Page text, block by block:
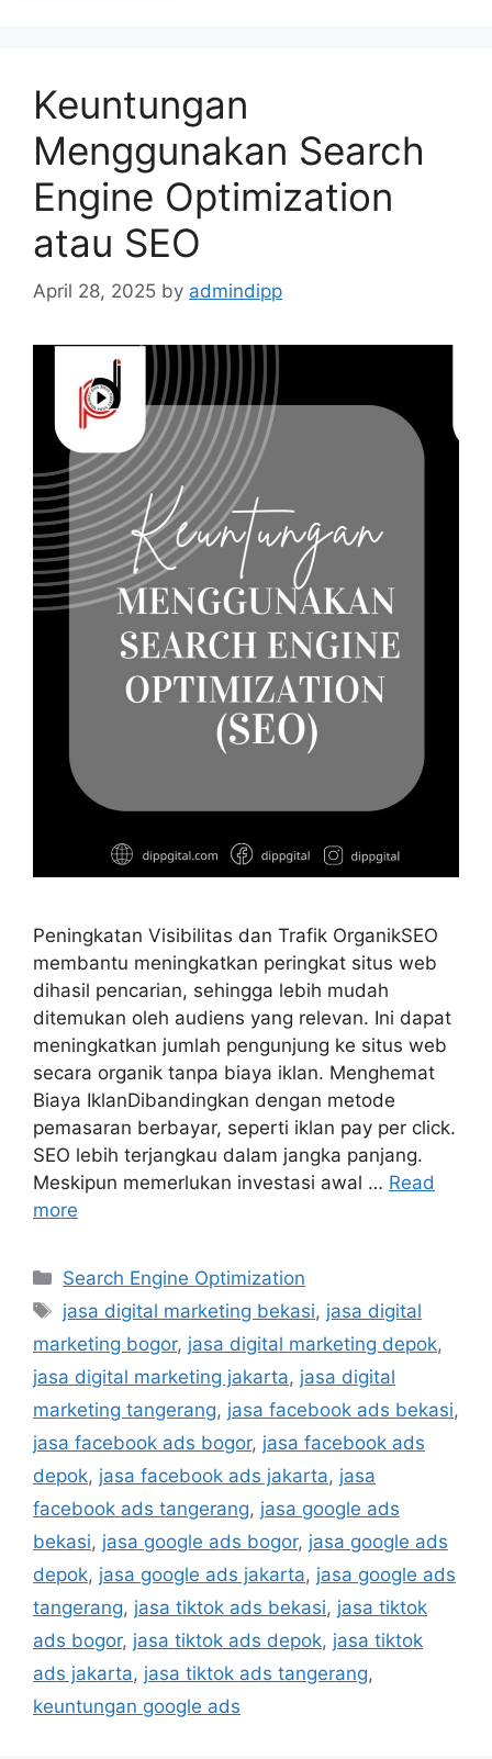
Keuntungan
Menggunakan Search
Engine Optimization
atau SEO
April 28, 2025 by admindipp
Peningkatan Visibilitas dan Trafik OrganikSEO
membantu meningkatkan peringkat situs web
dihasil pencarian, sehingga lebih mudah
ditemukan oleh audiens yang relevan. Ini dapat
meningkatkan jumlah pengunjung ke situs web
secara organik tanpa biaya iklan. Menghemat
Biaya IklanDibandingkan dengan metode
pemasaran berbayar, seperti iklan pay per click.
SEO lebih terjangkau dalam jangka panjang.
Meskipun memerlukan investasi awal … Read
more
Search Engine Optimization
jasa digital marketing bekasi, jasa digital
marketing bogor, jasa digital marketing depok,
jasa digital marketing jakarta, jasa digital
marketing tangerang, jasa facebook ads bekasi,
jasa facebook ads bogor, jasa facebook ads
depok, jasa facebook ads jakarta, jasa
facebook ads tangerang, jasa google ads
bekasi, jasa google ads bogor, jasa google ads
depok, jasa google ads jakarta, jasa google ads
tangerang, jasa tiktok ads bekasi, jasa tiktok
ads bogor, jasa tiktok ads depok, jasa tiktok
ads jakarta, jasa tiktok ads tangerang,
keuntungan google ads